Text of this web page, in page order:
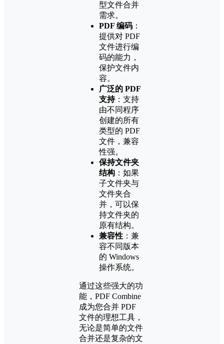
型文件合并
需求。
PDF 编码 ：
提供对 PDF
文件进行编
码的能力，
保护文件内
容。
广泛的 PDF
支持：支持
由不同程序
创建的所有
类型的 PDF
文件，兼容
性强。
保持文件夹
结构 ：如果
子文件夹与
文件夹合
并，可以保
持文件夹的
原有结构。
兼容性 ：兼
容不同版本
的 Windows
操作系统。
通过这些强大的功
能，PDF Combine
成为您合并 PDF
文件的理想工具，
无论是简单的文件
合并还是复杂的文